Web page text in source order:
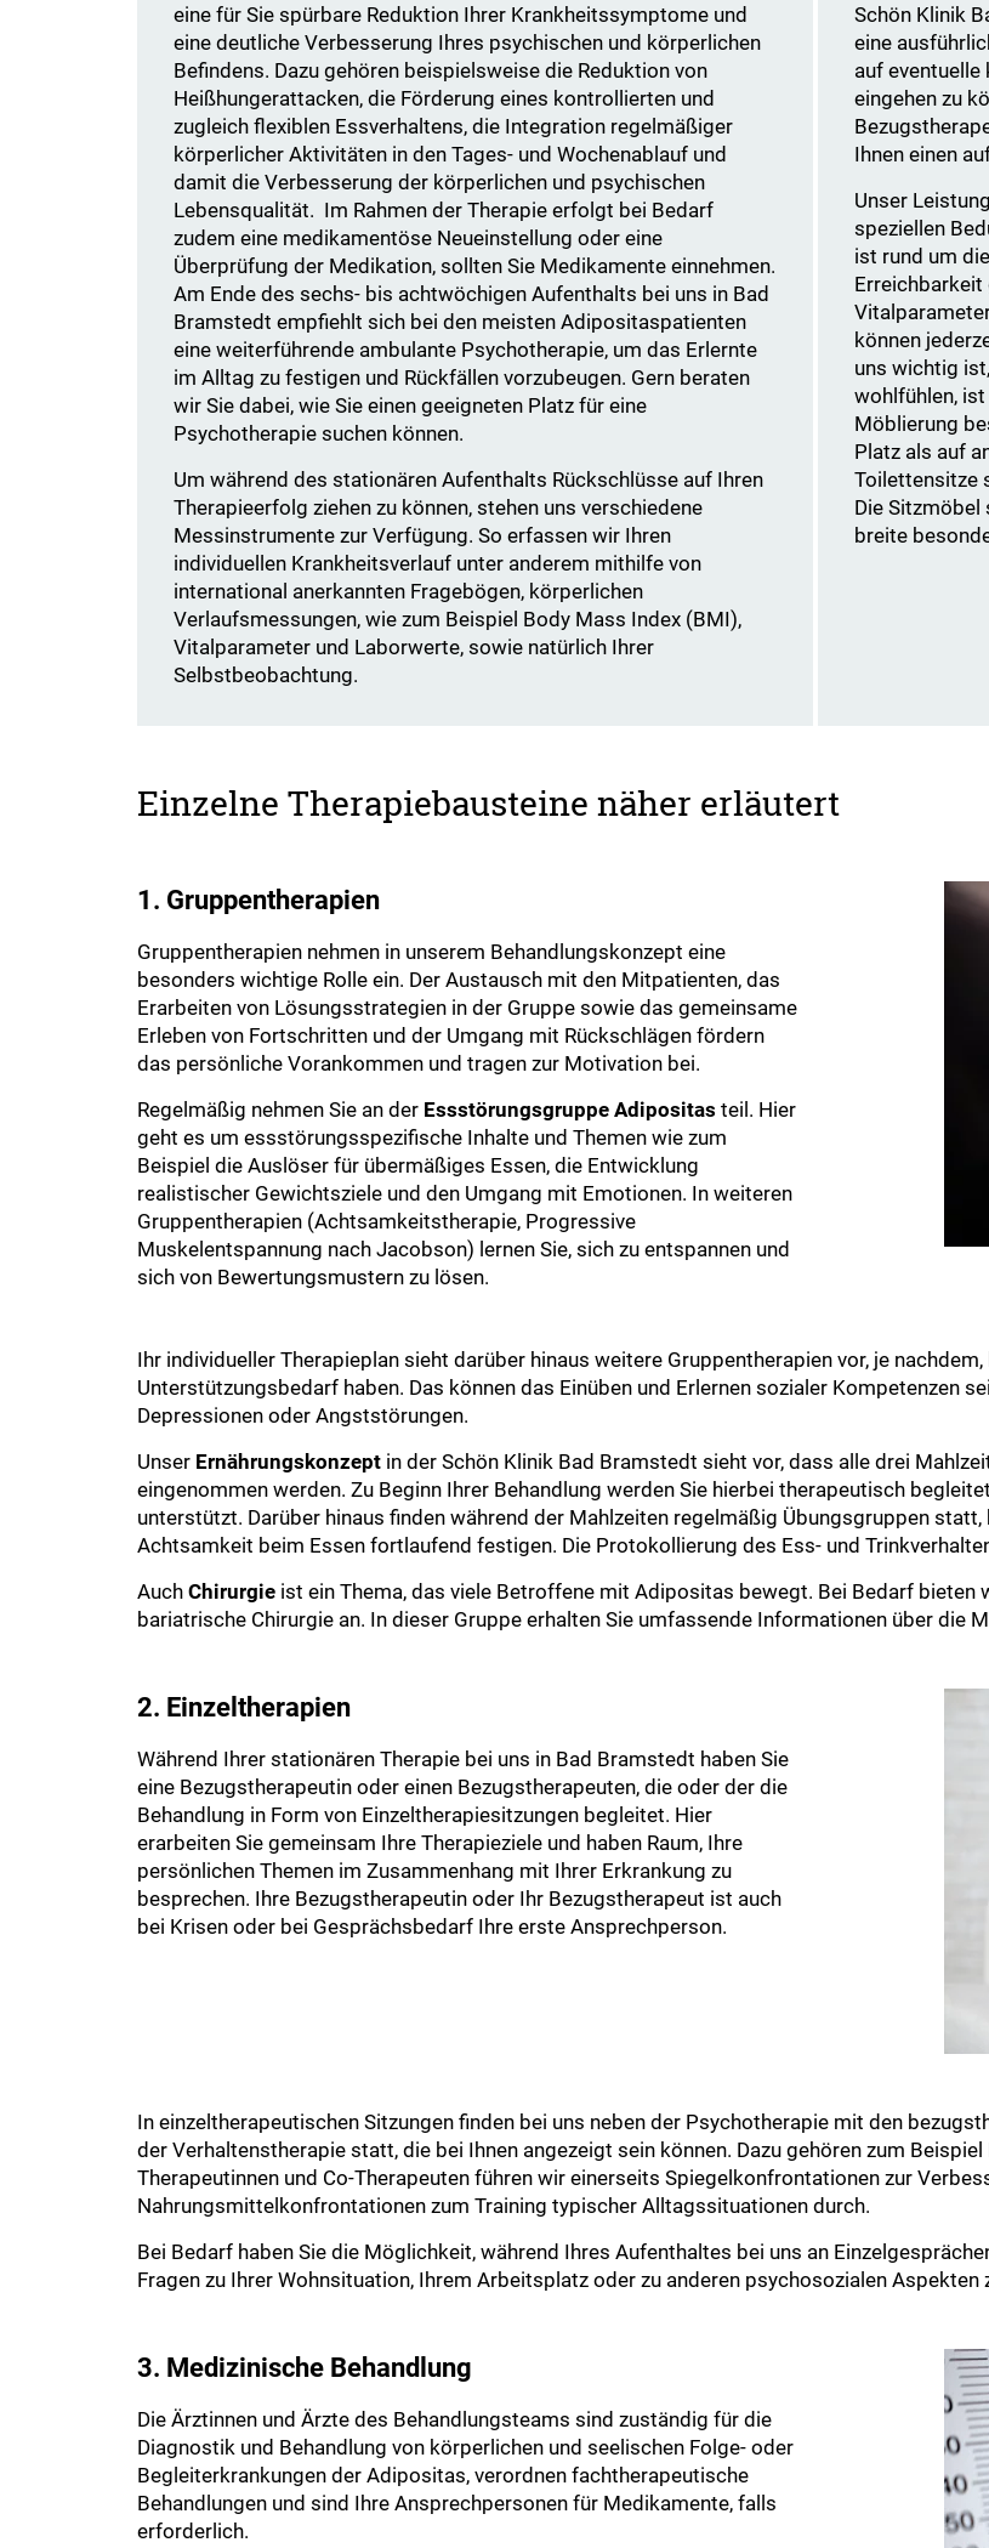
eine für Sie spürbare Reduktion Ihrer Krankheitssymptome und
eine deutliche Verbesserung Ihres psychischen und körperlichen
Befindens. Dazu gehören beispielsweise die Reduktion von
Heißhungerattacken, die Förderung eines kontrollierten und
zugleich flexiblen Essverhaltens, die Integration regelmäßiger
körperlicher Aktivitäten in den Tages- und Wochenablauf und
damit die Verbesserung der körperlichen und psychischen
Lebensqualität. Im Rahmen der Therapie erfolgt bei Bedarf
zudem eine medikamentöse Neueinstellung oder eine
Überprüfung der Medikation, sollten Sie Medikamente einnehmen.
Am Ende des sechs- bis achtwöchigen Aufenthalts bei uns in Bad
Bramstedt empfiehlt sich bei den meisten Adipositaspatienten
eine weiterführende ambulante Psychotherapie, um das Erlernte
im Alltag zu festigen und Rückfällen vorzubeugen. Gern beraten
wir Sie dabei, wie Sie einen geeigneten Platz für eine
Psychotherapie suchen können.
Um während des stationären Aufenthalts Rückschlüsse auf Ihren
Therapieerfolg ziehen zu können, stehen uns verschiedene
Messinstrumente zur Verfügung. So erfassen wir Ihren
individuellen Krankheitsverlauf unter anderem mithilfe von
international anerkannten Fragebögen, körperlichen
Verlaufsmessungen, wie zum Beispiel Body Mass Index (BMI),
Vitalparameter und Laborwerte, sowie natürlich Ihrer
Selbstbeobachtung.
Schön Klinik
eine
auf
eingehen zu
Ihnen einen
Unser
speziellen
ist rund um
können
uns wichtig
wohlfühlen,
Möblierung
Platz als auf
Toilettensitze
Die Sitzmöbel
breite
Einzelne Therapiebausteine näher erläutert
1. Gruppentherapien
Gruppentherapien nehmen in unserem Behandlungskonzept eine
besonders wichtige Rolle ein. Der Austausch mit den Mitpatienten, das
Erarbeiten von Lösungsstrategien in der Gruppe sowie das gemeinsame
Erleben von Fortschritten und der Umgang mit Rückschlägen fördern
das persönliche Vorankommen und tragen zur Motivation bei.
Regelmäßig nehmen Sie an der Essstörungsgruppe Adipositas teil. Hier
geht es um essstörungsspezifische Inhalte und Themen wie zum
Beispiel die Auslöser für übermäßiges Essen, die Entwicklung
realistischer Gewichtsziele und den Umgang mit Emotionen. In weiteren
Gruppentherapien (Achtsamkeitstherapie, Progressive
Muskelentspannung nach Jacobson) lernen Sie, sich zu entspannen und
sich von Bewertungsmustern zu lösen.
Ihr individueller Therapieplan sieht darüber hinaus weitere Gruppentherapien vor, je
Unterstützungsbedarf haben. Das können das Einüben und Erlernen sozialer Kompetenzen
Depressionen oder Angststörungen.
Unser Ernährungskonzept in der Schön Klinik Bad Bramstedt sieht vor, dass alle drei
eingenommen werden. Zu Beginn Ihrer Behandlung werden Sie hierbei therapeutisch
unterstützt. Darüber hinaus finden während der Mahlzeiten regelmäßig Übungsgruppen
Achtsamkeit beim Essen fortlaufend festigen. Die Protokollierung des Ess- und
AuchChirurgie ist ein Thema, das viele Betroffene mit Adipositas bewegt. Bei Bedarf bieten
bariatrische Chirurgie an. In dieser Gruppe erhalten Sie umfassende Informationen über die
2. Einzeltherapien
Während Ihrer stationären Therapie bei uns in Bad Bramstedt haben Sie
eine Bezugstherapeutin oder einen Bezugstherapeuten, die oder der die
Behandlung in Form von Einzeltherapiesitzungen begleitet. Hier
erarbeiten Sie gemeinsam Ihre Therapieziele und haben Raum, Ihre
persönlichen Themen im Zusammenhang mit Ihrer Erkrankung zu
besprechen. Ihre Bezugstherapeutin oder Ihr Bezugstherapeut ist auch
bei Krisen oder bei Gesprächsbedarf Ihre erste Ansprechperson.
In einzeltherapeutischen Sitzungen finden bei uns neben der Psychotherapie mit den
der Verhaltenstherapie statt, die bei Ihnen angezeigt sein können. Dazu gehören zum
Therapeutinnen und Co-Therapeuten führen wir einerseits Spiegelkonfrontationen zur
Nahrungsmittelkonfrontationen zum Training typischer Alltagssituationen durch.
Bei Bedarf haben Sie die Möglichkeit, während Ihres Aufenthaltes bei uns an
Fragen zu Ihrer Wohnsituation, Ihrem Arbeitsplatz oder zu anderen psychosozialen Aspekten
3. Medizinische Behandlung
Die Ärztinnen und Ärzte des Behandlungsteams sind zuständig für die
Diagnostik und Behandlung von körperlichen und seelischen Folge- oder
Begleiterkrankungen der Adipositas, verordnen fachtherapeutische
Behandlungen und sind Ihre Ansprechpersonen für Medikamente, falls
erforderlich.